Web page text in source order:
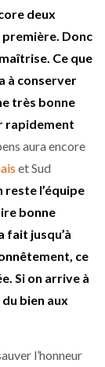
deux
première. Donc
Ce que
à conserver
très bonne
rapidement
aura encore
et Sud
reste l’équipe
bonne
fait jusqu’à
ce
Si on arrive à
bien aux
l’honneur